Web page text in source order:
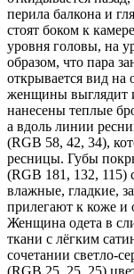
перила балкона и
стоят боком к
уровня головы, на
образом, что пара
открывается вид
женщины выглядит
нанесены теплые
а вдоль линии
(RGB 58, 42, 34),
ресницы. Губы
(RGB 181, 132, 115)
влажные, гладкие,
прилегают к коже
Женщина одета в
ткани с лёгким
сочетании светло-
(RGB 25, 25, 25)